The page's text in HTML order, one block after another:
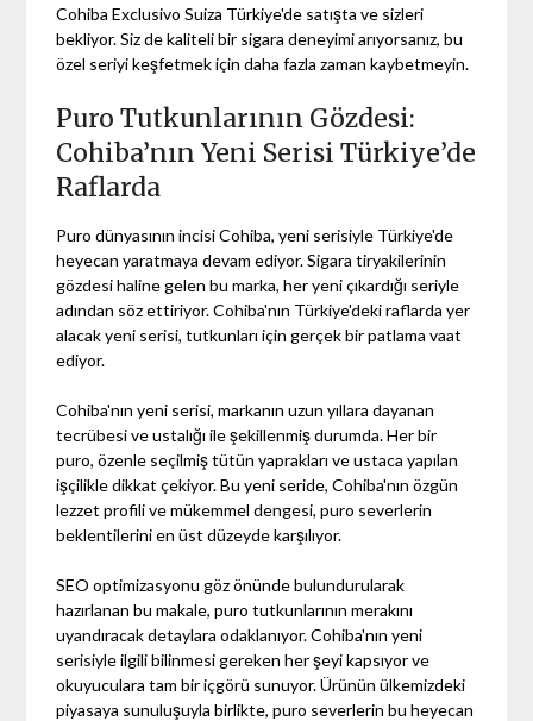
Cohiba Exclusivo Suiza Türkiye'de satışta ve sizleri
bekliyor. Siz de kaliteli bir sigara deneyimi arıyorsanız, bu
özel seriyi keşfetmek için daha fazla zaman kaybetmeyin.
Puro Tutkunlarının Gözdesi:
Cohiba’nın Yeni Serisi Türkiye’de
Raflarda
Puro dünyasının incisi Cohiba, yeni serisiyle Türkiye'de
heyecan yaratmaya devam ediyor. Sigara tiryakilerinin
gözdesi haline gelen bu marka, her yeni çıkardığı seriyle
adından söz ettiriyor. Cohiba'nın Türkiye'deki raflarda yer
alacak yeni serisi, tutkunları için gerçek bir patlama vaat
ediyor.
Cohiba'nın yeni serisi, markanın uzun yıllara dayanan
tecrübesi ve ustalığı ile şekillenmiş durumda. Her bir
puro, özenle seçilmiş tütün yaprakları ve ustaca yapılan
işçilikle dikkat çekiyor. Bu yeni seride, Cohiba'nın özgün
lezzet profili ve mükemmel dengesi, puro severlerin
beklentilerini en üst düzeyde karşılıyor.
SEO optimizasyonu göz önünde bulundurularak
hazırlanan bu makale, puro tutkunlarının merakını
uyandıracak detaylara odaklanıyor. Cohiba'nın yeni
serisiyle ilgili bilinmesi gereken her şeyi kapsıyor ve
okuyuculara tam bir içgörü sunuyor. Ürünün ülkemizdeki
piyasaya sunuluşuyla birlikte, puro severlerin bu heyecan